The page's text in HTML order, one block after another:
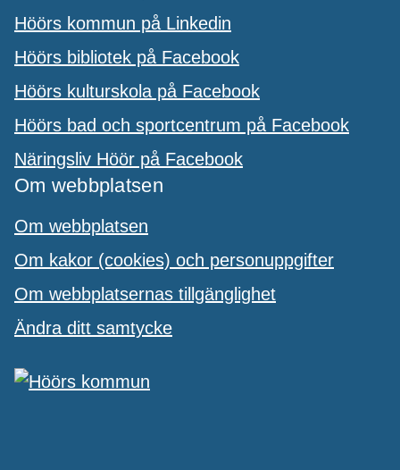
Höörs kommun på Linkedin
Höörs bibliotek på Facebook
Höörs kulturskola på Facebook
Höörs bad och sportcentrum på Facebook
Näringsliv Höör på Facebook
Om webbplatsen
Om webbplatsen
Om kakor (cookies) och personuppgifter
Om webbplatsernas tillgänglighet
Ändra ditt samtycke